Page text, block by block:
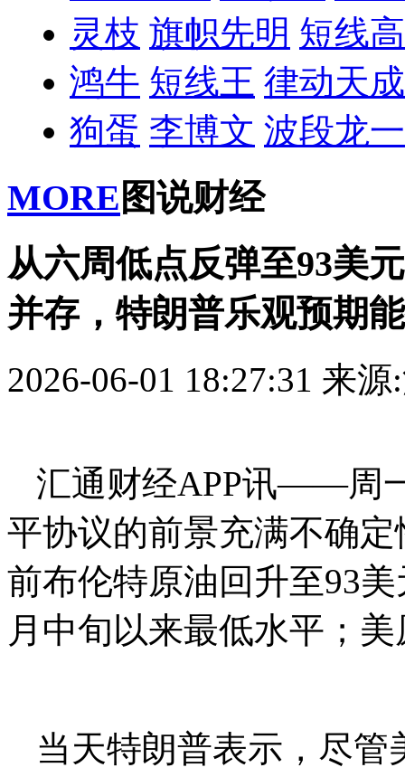
灵枝 旗帜先明 短线
鸿牛 短线王 律动天成
狗蛋 李博文 波段龙一
MORE 图说财经
从六周低点反弹至93美
并存，特朗普乐观预期
2026-06-01 18:27:31 来源
汇通财经APP讯——周
平协议的前景充满不确
前布伦特原油回升至93
月中旬以来最低水平；
当天特朗普表示，尽